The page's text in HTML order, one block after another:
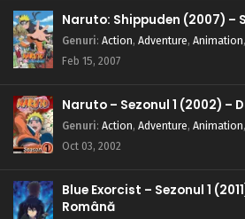
Naruto: Shippuden (2007) –
Genuri: Action, Adventure, Animation,
Feb 15, 2007
Naruto – Sezonul 1 (2002) –
Genuri: Action, Adventure, Animation,
Oct 03, 2002
Blue Exorcist – Sezonul 1
Română